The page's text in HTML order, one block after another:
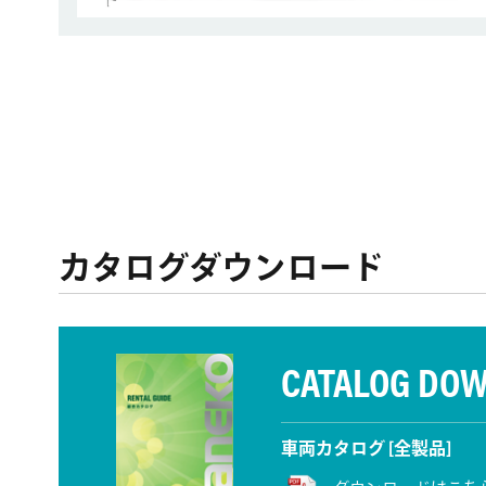
カタログダウンロード
CATALOG
車両カタログ [全製品]